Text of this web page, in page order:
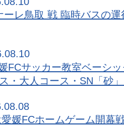
ーレ鳥取 戦 臨時バスの運
FCサッカー教室ベーシッ
・大人コース・SN「砂
媛FCホームゲーム開幕